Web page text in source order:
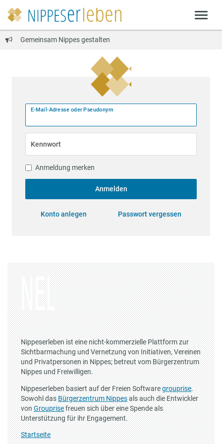
Gemeinsam Nippes gestalten
E-Mail-Adresse oder Pseudonym
Kennwort
Anmeldung merken
Anmelden
Konto anlegen Passwort vergessen
Nippeserleben ist eine nicht-kommerzielle Plattform zur
Sichtbarmachung und Vernetzung von Initiativen, Vereinen
und Privatpersonen in Nippes; betreut vom Bürgerzentrum
Nippes und Freiwilligen.
Nippeserleben basiert auf der Freien Softwaregrouprise.
Sowohl dasBürgerzentrum Nippesals auch die Entwickler
vonGrouprisefreuen sich über eine Spende als
Unterstützung für ihr Engagement.
Startseite